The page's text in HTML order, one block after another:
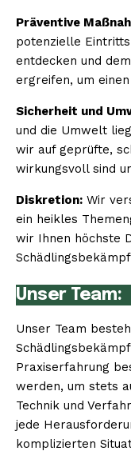
Präventive
potenzielle
entdecken und
ergreifen, um
Sicherheit und
und die Umwelt
wir auf geprüfte,
wirkungsvoll sind
Diskretion: Wir
ein heikles
wir Ihnen höchste
Unser Team:
Unser Team
Praxiserfahrung
werden, um stets
Technik und
jede
komplizierten